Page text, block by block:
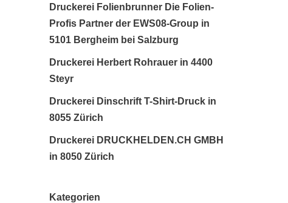
Druckerei Folienbrunner Die Folien-
Profis Partner der EWS08-Group in
5101 Bergheim bei Salzburg
Druckerei Herbert Rohrauer in 4400
Steyr
Druckerei Dinschrift T-Shirt-Druck in
8055 Zürich
Druckerei DRUCKHELDEN.CH GMBH
in 8050 Zürich
Kategorien